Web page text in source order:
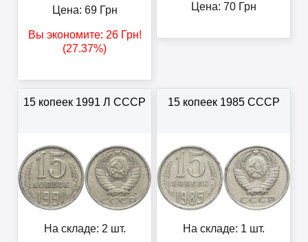
Цена: 69Грн
Вы экономите: 26Грн!
(27.37%)
Цена: 70Грн
15 копеек 1991 Л СССР
На складе: 2 шт.
15 копеек 1985 СССР
На складе: 1 шт.